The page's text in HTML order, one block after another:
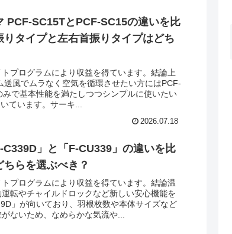
PCF-SC15TとPCF-SC15の違いを比
りタイプと左右首振りタイプはどち
プログラムにより収益を得ています。結論上
送風でムラなく空気を循環させたい方にはPCF-
で基本性能を満たしつつシンプルに使いたい
ています。サーキ...
2026.07.18
」と「F-CU339」の違いを比
らを選ぶべき？
プログラムにより収益を得ています。結論温
転やチャイルドロックなど新しい安心機能を
」が向いており、羽根枚数や本体サイズなど
ないため、なめらかな気流や...